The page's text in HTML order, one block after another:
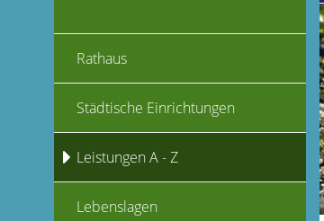
Rathaus
Städtische Einrichtungen
Leistungen A - Z
Lebenslagen